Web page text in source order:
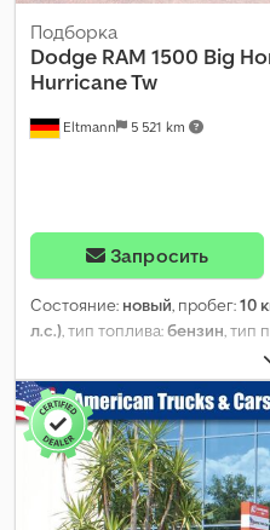
Eltmann 5 521 km
Подборка
Dodge RAM 1500 Big
Hurricane Tw
Запросить
Состояние: новый, пробег:10
л.с.) , тип топлива:бензин , тип
,
3 500 кг, собственный вес:2
грузоподъёмность:967 кг,
длина грузового отсека:1 711
цикл):15,5 л/100км, расход
расход топлива (смешанный
CO₂:288 г/км, класс выбросов: